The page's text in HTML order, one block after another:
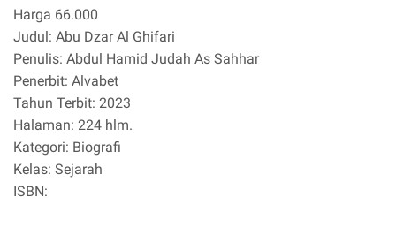
Harga 66.000
Judul: Abu Dzar Al Ghifari
Penulis: Abdul Hamid Judah As Sahhar
Penerbit: Alvabet
Tahun Terbit: 2023
Halaman: 224 hlm.
Kategori: Biografi
Kelas: Sejarah
ISBN: